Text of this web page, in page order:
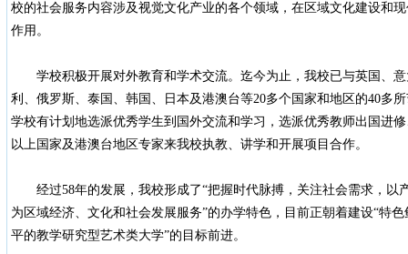
校的社会服务内容涉及视觉文化产业的各个领域，在区域文化建设和
作用。
学校积极开展对外教育和学术交流。迄今为止，我校已与英国、意
利、俄罗斯、泰国、韩国、日本及港澳台等20多个国家和地区的40多
学校有计划地选派优秀学生到国外交流和学习，选派优秀教师出国进
以上国家及港澳台地区专家来我校执教、讲学和开展项目合作。
经过58年的发展，我校形成了“把握时代脉搏，关注社会需求，以
为区域经济、文化和社会发展服务”的办学特色，目前正朝着建设“特
平的教学研究型艺术类大学”的目标前进。